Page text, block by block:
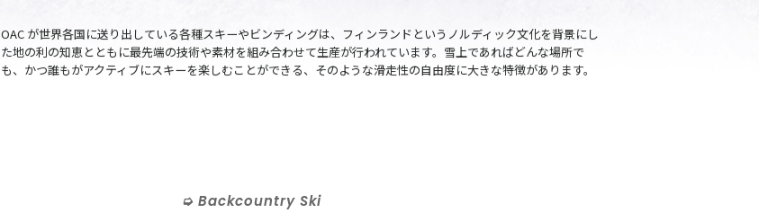
OAC が世界各国に送り出している各種スキーやビンディングは、フィンランドというノルディック文化を背景にし
た地の利の知恵とともに最先端の技術や素材を組み合わせて生産が行われています。雪上であればどんな場所で
も、かつ誰もがアクティブにスキーを楽しむことができる、そのような滑走性の自由度に大きな特徴があります。
Backcountry Ski